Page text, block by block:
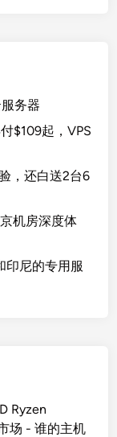
务器
$109起，VPS
，还白送2台6
机房深度体
印尼的专用服
Ryzen
场 - 谁的主机